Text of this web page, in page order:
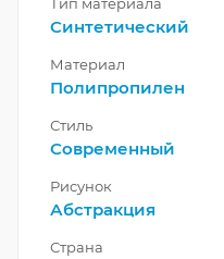
Тип материала
Синтетический
Материал
Полипропилен
Стиль
Современный
Рисунок
Абстракция
Страна